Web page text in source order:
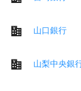
山口銀行
山梨中央銀